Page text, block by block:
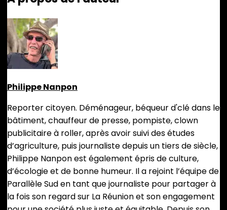
Philippe Nanpon
Reporter citoyen. Déménageur, béqueur d'clé dans le
bâtiment, chauffeur de presse, pompiste, clown
publicitaire à roller, après avoir suivi des études
d’agriculture, puis journaliste depuis un tiers de siècle,
Philippe Nanpon est également épris de culture,
d’écologie et de bonne humeur. Il a rejoint l’équipe de
Parallèle Sud en tant que journaliste pour partager à
la fois son regard sur La Réunion et son engagement